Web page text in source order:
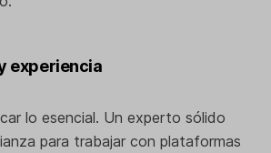
experiencia
lo esencial. Un experto sólido
para trabajar con plataformas